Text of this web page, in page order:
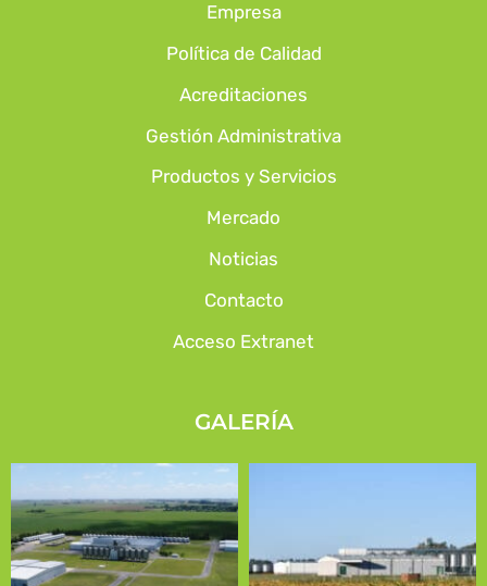
Empresa
Política de Calidad
Acreditaciones
Gestión Administrativa
Productos y Servicios
Mercado
Noticias
Contacto
Acceso Extranet
GALERÍA